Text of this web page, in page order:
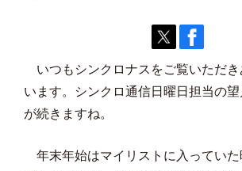
いつもシンクロナスをご覧いただき
います。シンクロ通信日曜日担当の望
が続きますね。
年末年始はマイリストに入っていた